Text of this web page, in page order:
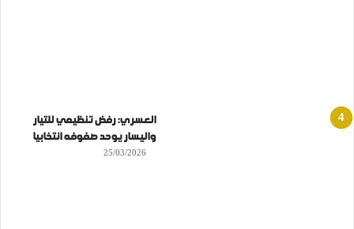
العسري: رفض تنظيمي للتيار
واليسار يوحد صفوفه انتخابيا
25/03/2026